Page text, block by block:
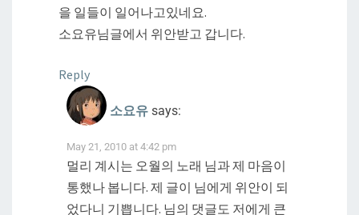
을 일들이 일어나고있네요.
소요유님글에서 위안받고 갑니다.
Reply
소요유 says:
May 21, 2010 at 4:42 pm
멀리 계시는 오월의 노래 님과 제 마음이
통했나 봅니다. 제 글이 님에게 위안이 되
었다니 기쁩니다. 님의 댓글도 저에게 큰